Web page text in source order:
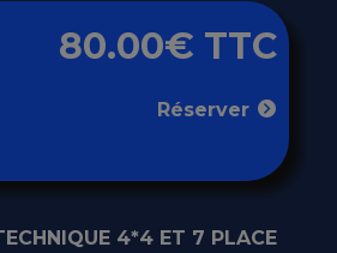
80.00€ TTC
Réserver
4*4 ET 7 PLACE